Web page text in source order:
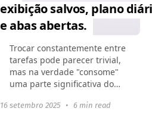
exibição salvos, plano
e abas abertas.
Trocar constantemente entre
tarefas pode parecer trivial,
mas na verdade "consome"
uma parte significativa do
imperceptível. Pesquisas da
16 setembro 2025 • 6 min read